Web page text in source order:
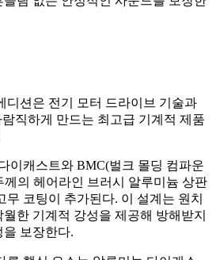
디션은 전기 모터 드라이브 기술과
직하게 만드는 최고급 기계적 제품
이캐스트와 BMC(벌크 몰딩 컴파운
께의 헤어라인 브러시 알루미늄 상판
코팅이 추가된다. 이 설계는 원치
한 기계적 강성을 제공해 방해받지
보장한다.